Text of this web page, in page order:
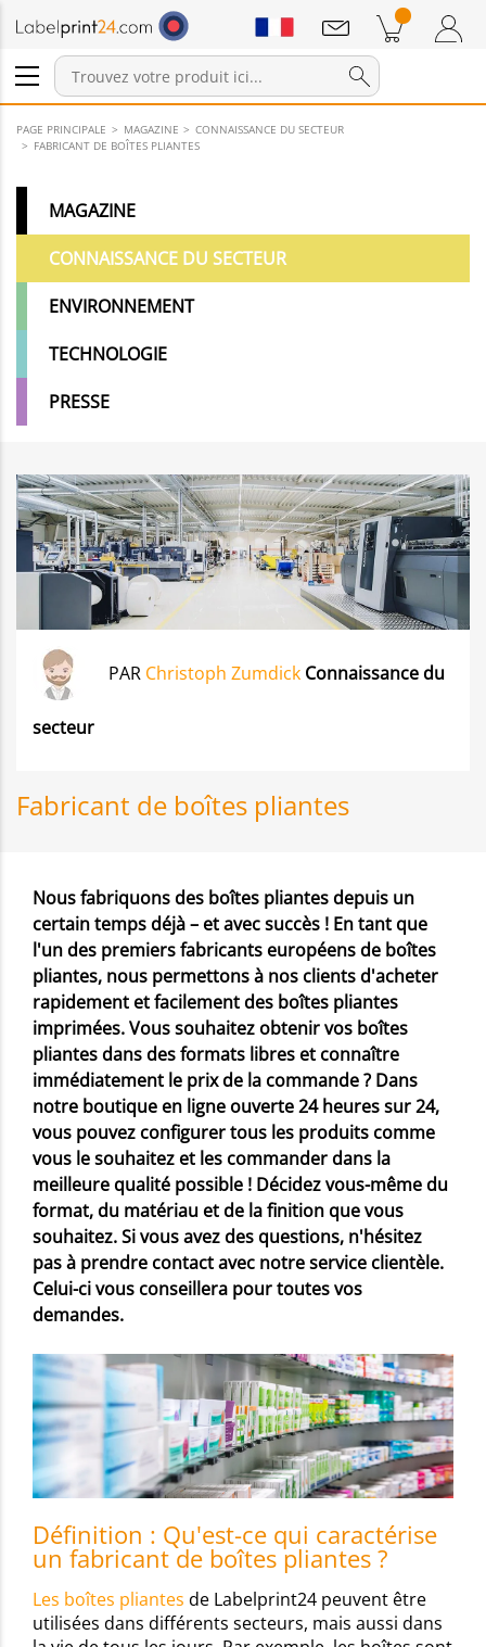
Connexion / Inscription
Produits dans le panier
Annonces
PAGE PRINCIPALE MAGAZINE
CONNAISSANCE DU SECTEUR
FABRICANT DE BOÎTES PLIANTES
MAGAZINE
CONNAISSANCE DU SECTEUR
ENVIRONNEMENT
TECHNOLOGIE
PRESSE
PAR Christoph Zumdick Connaissance du
secteur
Fabricant de boîtes pliantes
Nous fabriquons des boîtes pliantes depuis un
certain temps déjà – et avec succès ! En tant que
l'un des premiers fabricants européens de boîtes
pliantes, nous permettons à nos clients d'acheter
rapidement et facilement des boîtes pliantes
imprimées. Vous souhaitez obtenir vos boîtes
pliantes dans des formats libres et connaître
immédiatement le prix de la commande ? Dans
notre boutique en ligne ouverte 24 heures sur 24,
vous pouvez configurer tous les produits comme
vous le souhaitez et les commander dans la
meilleure qualité possible ! Décidez vous-même du
format, du matériau et de la finition que vous
souhaitez. Si vous avez des questions, n'hésitez
pas à prendre contact avec notre service clientèle.
Celui-ci vous conseillera pour toutes vos
demandes.
Définition : Qu'est-ce qui caractérise
un fabricant de boîtes pliantes ?
Les boîtes pliantes de Labelprint24 peuvent être
utilisées dans différents secteurs, mais aussi dans